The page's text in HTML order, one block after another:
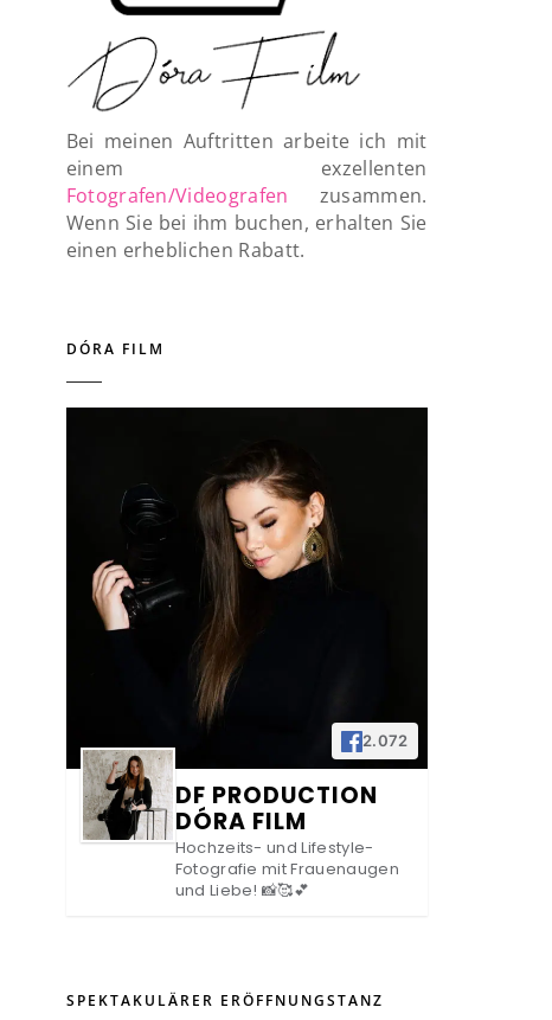
Bei meinen Auftritten arbeite ich mit
einem exzellenten
Fotografen/Videografen zusammen.
Wenn Sie bei ihm buchen, erhalten Sie
einen erheblichen Rabatt.
DÓRA FILM
2.072
DF PRODUCTION
DÓRA FILM
Hochzeits- und Lifestyle-
Fotografie mit Frauenaugen
und Liebe! 📸🥰💕
SPEKTAKULÄRER ERÖFFNUNGSTANZ